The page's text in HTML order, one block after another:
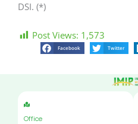
DSI. (*)
Post Views: 1,573
Facebook Twitter
Office